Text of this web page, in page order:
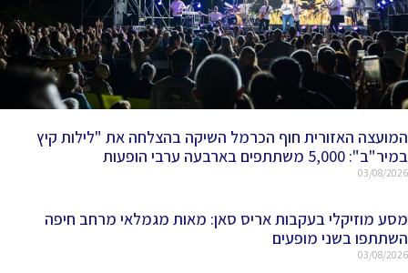
המועצה האזורית חוף הכרמל השיקה בהצלחה את "לילות קיץ
במיר"ב": 5,000 משתתפים בארבעה ערבי הופעות
03/08/2026
מסע מוזיקלי בעקבות אריס סאן: מאות מגמלאי מרחב חיפה
השתתפו בשני מופעים
03/08/2026